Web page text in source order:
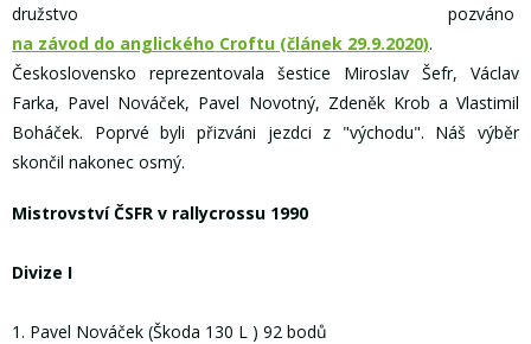
družstvo pozváno
na závod do anglického Croftu (článek 29.9.2020).
Československo reprezentovala šestice Miroslav Šefr, Václav
Farka, Pavel Nováček, Pavel Novotný, Zdeněk Krob a Vlastimil
Boháček. Poprvé byli přizváni jezdci z "východu". Náš výběr
skončil nakonec osmý.
Mistrovství ČSFR v rallycrossu 1990
Divize I
1. Pavel Nováček (Škoda 130 L ) 92 bodů